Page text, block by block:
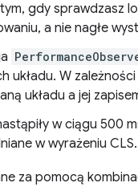
gdy sprawdzasz
a nie nagłe
układu. W
układu a jej
w ciągu 500
w wyrażeniu CLS.
za pomocą